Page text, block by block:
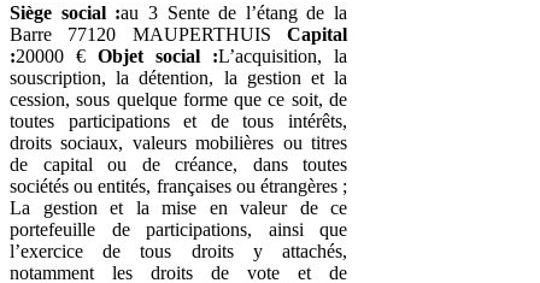
Siège social :au 3 Sente de l’étang de la
Barre 77120 MAUPERTHUIS Capital
:20000 € Objet social :L’acquisition, la
souscription, la détention, la gestion et la
cession, sous quelque forme que ce soit, de
toutes participations et de tous intérêts,
droits sociaux, valeurs mobilières ou titres
de capital ou de créance, dans toutes
sociétés ou entités, françaises ou étrangères ;
La gestion et la mise en valeur de ce
portefeuille de participations, ainsi que
l’exercice de tous droits y attachés,
notamment les droits de vote et de